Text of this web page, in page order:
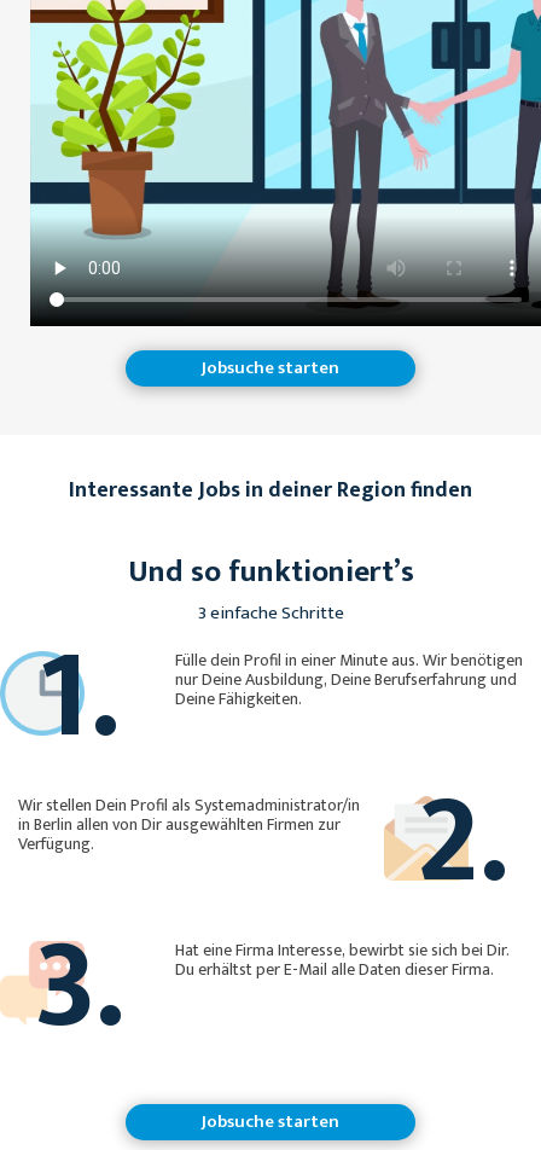
Jobsuche starten
Interessante Jobs in deiner Region finden
Und so funktioniert’s
3 einfache Schritte
1. Fülle dein Profil in einer Minute aus. Wir benötigen
nur Deine Ausbildung, Deine Berufserfahrung und
Deine Fähigkeiten.
2.
Wir stellen Dein Profil als Systemadministrator/in
in Berlin allen von Dir ausgewählten Firmen zur
Verfügung.
3. Hat eine Firma Interesse, bewirbt sie sich bei Dir.
Du erhältst per E-Mail alle Daten dieser Firma.
Jobsuche starten